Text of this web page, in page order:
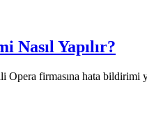
Nasıl Yapılır?
firmasına hata bildirimi